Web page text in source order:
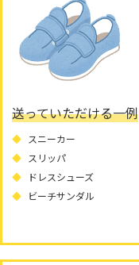
送っていただける一例
スニーカー
スリッパ
ドレスシューズ
ビーチサンダル